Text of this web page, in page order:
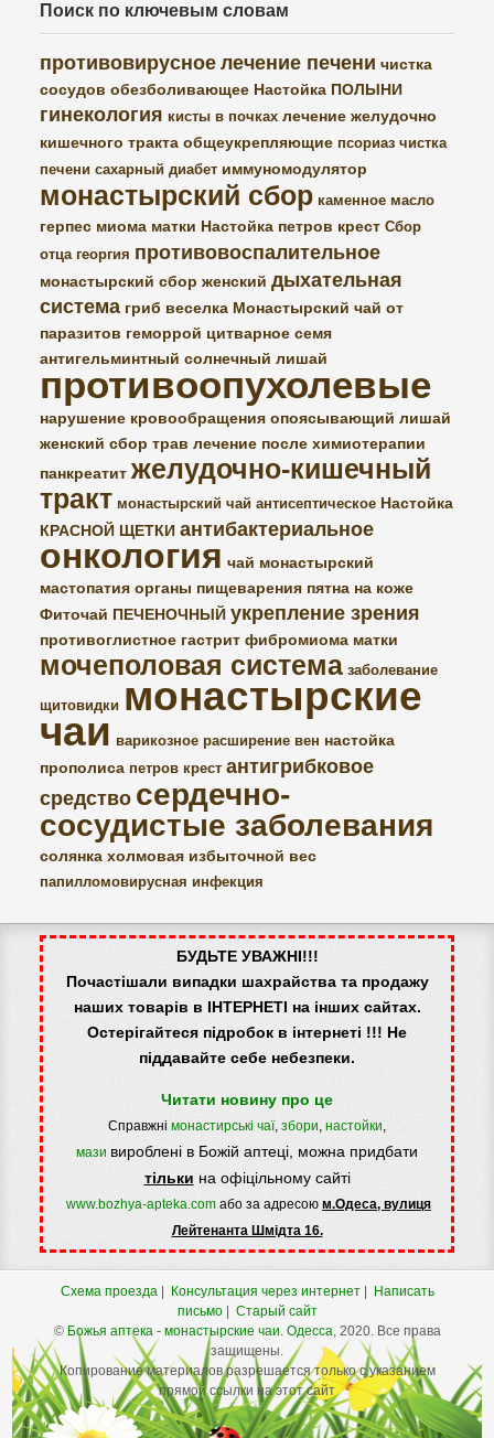
Поиск по ключевым словам
противовирусное лечение печени чистка
сосудов обезболивающее Настойка ПОЛЫНИ
гинекология кисты в почках лечение желудочно
кишечного тракта общеукрепляющие псориаз чистка
печени сахарный диабет иммуномодулятор
монастырский сбор каменное масло
герпес миома матки Настойка петров крест Сбор
отца георгия противовоспалительное
монастырский сбор женский дыхательная
система гриб веселка Монастырский чай от
паразитов геморрой цитварное семя
антигельминтный солнечный лишай
противоопухолевые
нарушение кровообращения опоясывающий лишай
женский сбор трав лечение после химиотерапии
панкреатит желудочно-кишечный
тракт монастырский чай антисептическое Настойка
КРАСНОЙ ЩЕТКИ антибактериальное
онкология чай монастырский
мастопатия органы пищеварения пятна на коже
Фиточай ПЕЧЕНОЧНЫЙ укрепление зрения
противоглистное гастрит фибромиома матки
мочеполовая система заболевание
щитовидки монастырские
чаи варикозное расширение вен настойка
прополиса петров крест антигрибковое
средство сердечно-
сосудистые заболевания
солянка холмовая избыточной вес
папилломовирусная инфекция
БУДЬТЕ УВАЖНІ!!!
Почастішали випадки шахрайства та продажу
наших товарів в ІНТЕРНЕТІ на інших сайтах.
Остерігайтеся підробок в інтернеті !!! Не
піддавайте себе небезпеки.
Читати новину про це
Справжні монастирські чаї, збори, настойки,
мази вироблені в Божій аптеці, можна придбати
тільки на офіцільному сайті
www.bozhya-apteka.com або за адресою м.Одеса, вулиця
Лейтенанта Шмідта 16.
Схема проезда| Консультация через интернет|
Написать
письмо| Старый сайт
© Божья аптека - монастырские чаи. Одесса, 2020. Все права
защищены.
Копирование материалов разрешается только с указанием
прямой ссылки на этот сайт